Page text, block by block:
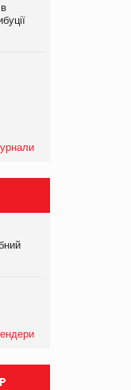
«УкраМарин»